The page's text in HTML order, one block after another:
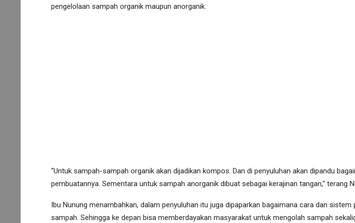
pengelolaan sampah organik maupun anorganik.
“Untuk sampah-sampah organik akan dijadikan kompos. Dan di penyuluhan akan dipandu
pembuatannya. Sementara untuk sampah anorganik dibuat sebagai kerajinan tangan,” terang
Ibu Nunung menambahkan, dalam penyuluhan itu juga dipaparkan bagaimana cara dan sistem
sampah. Sehingga ke depan bisa memberdayakan masyarakat untuk mengolah sampah